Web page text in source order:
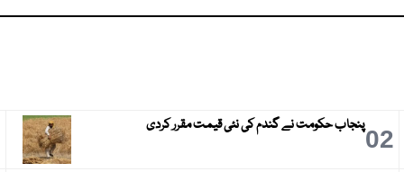
02پنجاب حکومت نے گندم کی نئی قیمت مقرر کردی